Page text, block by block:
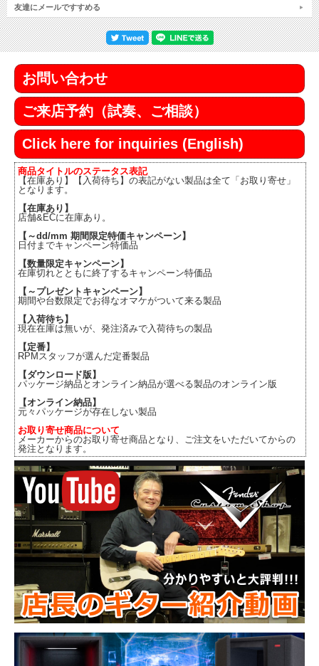
友達にメールですすめる
お問い合わせ
ご来店予約（試奏、ご相談）
Click here for inquiries (English)
商品タイトルのステータス表記
【在庫あり】【入荷待ち】の表記がない製品は全て「お取り寄せ」
となります。
【在庫あり】
店舗&ECに在庫あり。
【～dd/mm 期間限定特価キャンペーン】
日付までキャンペーン特価品
【数量限定キャンペーン】
在庫切れとともに終了するキャンペーン特価品
【～プレゼントキャンペーン】
期間や台数限定でお得なオマケがついて来る製品
【入荷待ち】
現在在庫は無いが、発注済みで入荷待ちの製品
【定番】
RPMスタッフが選んだ定番製品
【ダウンロード版】
パッケージ納品とオンライン納品が選べる製品のオンライン版
【オンライン納品】
元々パッケージが存在しない製品
お取り寄せ商品について
メーカーからのお取り寄せ商品となり、ご注文をいただいてからの
発注となります。